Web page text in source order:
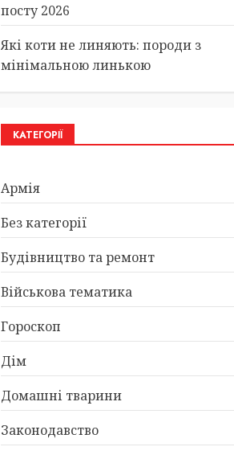
посту 2026
Які коти не линяють: породи з
мінімальною линькою
КАТЕГОРІЇ
Армія
Без категорії
Будівництво та ремонт
Військова тематика
Гороскоп
Дім
Домашні тварини
Законодавство